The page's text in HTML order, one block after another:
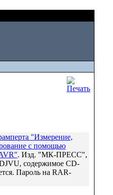
"Измерение,
с помощью
. Изд. "МК-ПРЕСС",
содержимое CD-
Пароль на RAR-